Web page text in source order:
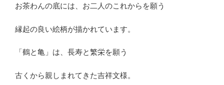
お茶わんの底には、お二人のこれからを願う
縁起の良い絵柄が描かれています。
「鶴と亀」は、長寿と繁栄を願う
古くから親しまれてきた吉祥文様。